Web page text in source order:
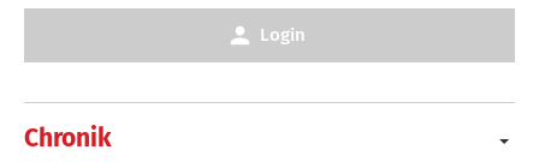
Chronik
Login